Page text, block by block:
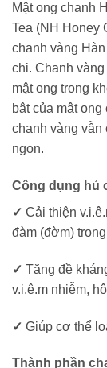
Mật ong chanh
Tea (NH Honey
chanh vàng
chi. Chanh
mật ong trong
bật của mật
chanh vàng
ngon.
Công dụng hủ
✓ Cải thiện
đàm (đờm)
✓ Tăng đề
v.i.ê.m nhiễm,
✓ Giúp cơ thể
Thành phần